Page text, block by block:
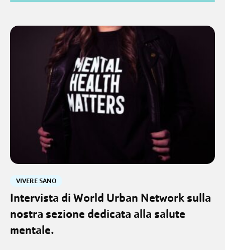
VIVERE SANO
Intervista di World Urban Network sulla
nostra sezione dedicata alla salute
mentale.